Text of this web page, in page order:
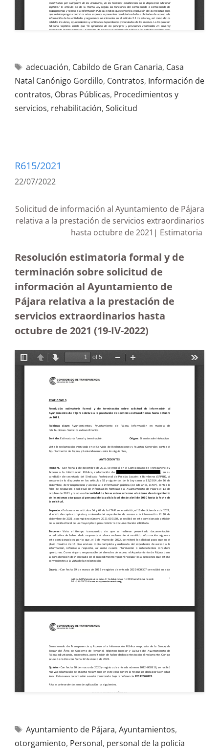
adecuación, Cabildo de Gran Canaria, Casa
Natal Canónigo Gordillo, Contratos, Información de
contratos, Obras Públicas, Procedimientos y
servicios, rehabilitación, Solicitud
R615/2021
22/07/2022
Solicitud de información al Ayuntamiento de Pájara
relativa a la prestación de servicios extraordinarios
hasta octubre de 2021| Estimatoria
Resolución estimatoria formal y de
terminación sobre solicitud de
información al Ayuntamiento de
Pájara relativa a la prestación de
servicios extraordinarios hasta
octubre de 2021 (19-IV-2022)
Ayuntamiento de Pájara, Ayuntamientos,
otorgamiento, Personal, personal de la policía